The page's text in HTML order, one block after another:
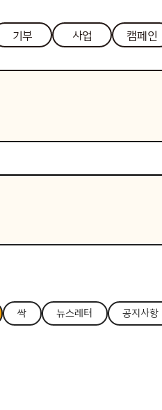
기부 사업 캠페인
싹 뉴스레터 공지사항